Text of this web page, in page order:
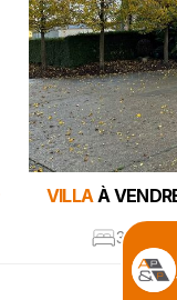
VILLAÀ
3